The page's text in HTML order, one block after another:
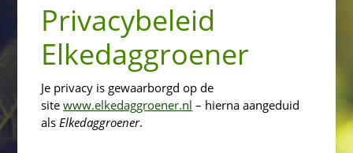
Privacybeleid
Elkedaggroener
Je privacy is gewaarborgd op de
sitewww.elkedaggroener.nl – hierna aangeduid
alsElkedaggroener.